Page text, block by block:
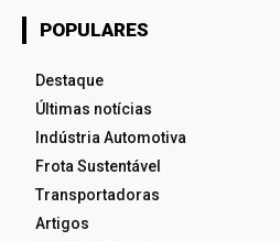
POPULARES
Destaque
Últimas notícias
Indústria Automotiva
Frota Sustentável
Transportadoras
Artigos